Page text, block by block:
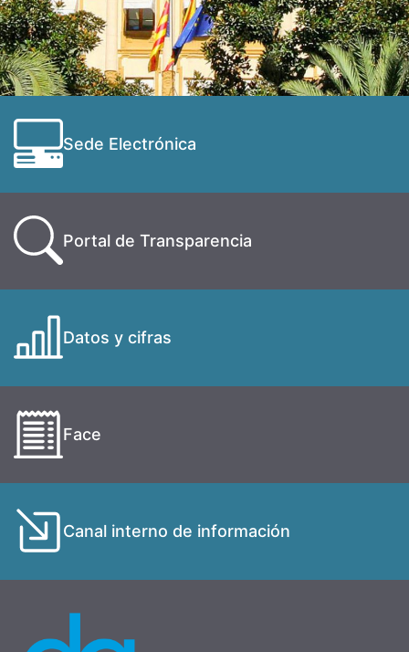
Sede Electrónica
Portal de Transparencia
Datos y cifras
Face
Canal interno de información